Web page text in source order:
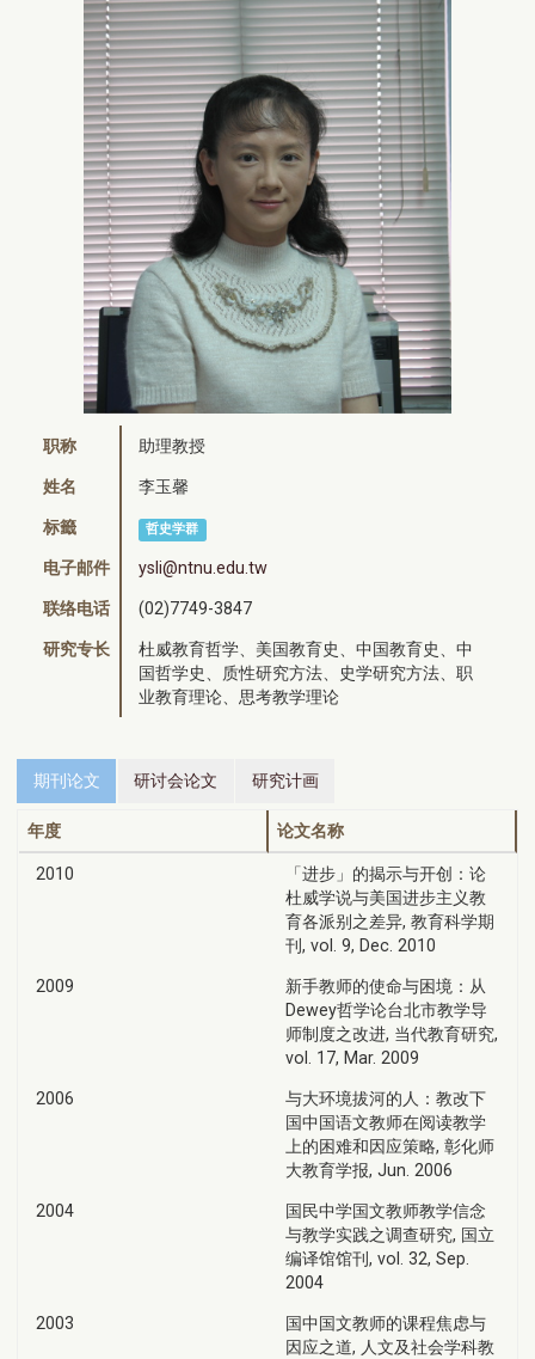
职称 助理教授
姓名 李玉馨
标籤 哲史学群
电子邮件 ysli@ntnu.edu.tw
联络电话 (02)7749-3847
研究专长
杜威教育哲学、美国教育史、中国教育史、中
国哲学史、质性研究方法、史学研究方法、职
业教育理论、思考教学理论
期刊论文 研讨会论文 研究计画
年度 论文名称
2010
「进步」的揭示与开创：论
杜威学说与美国进步主义教
育各派别之差异, 教育科学期
刊, vol. 9, Dec. 2010
2009
新手教师的使命与困境：从
Dewey哲学论台北市教学导
师制度之改进, 当代教育研究,
vol. 17, Mar. 2009
2006
与大环境拔河的人：教改下
国中国语文教师在阅读教学
上的困难和因应策略, 彰化师
大教育学报, Jun. 2006
2004
国民中学国文教师教学信念
与教学实践之调查研究, 国立
编译馆馆刊, vol. 32, Sep.
2004
2003
国中国文教师的课程焦虑与
因应之道, 人文及社会学科教